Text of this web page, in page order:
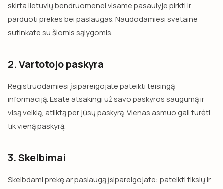
skirta lietuvių bendruomenei visame pasaulyje pirkti ir
parduoti prekes bei paslaugas. Naudodamiesi svetaine
sutinkate su šiomis sąlygomis.
2. Vartotojo paskyra
Registruodamiesi įsipareigojate pateikti teisingą
informaciją. Esate atsakingi už savo paskyros saugumą ir
visą veiklą, atliktą per jūsų paskyrą. Vienas asmuo gali turėti
tik vieną paskyrą.
3. Skelbimai
Skelbdami prekę ar paslaugą įsipareigojate: pateikti tikslų ir